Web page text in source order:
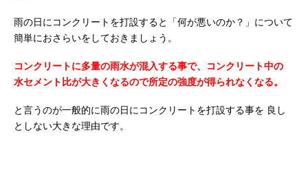
雨の日にコンクリートを打設すると「何が悪いのか？」について
簡単におさらいをしておきましょう。
コンクリートに多量の雨水が混入する事で、コンクリート中の
水セメント比が大きくなるので所定の強度が得られなくなる。
と言うのが一般的に雨の日にコンクリートを打設する事を 良し
としない大きな理由です。